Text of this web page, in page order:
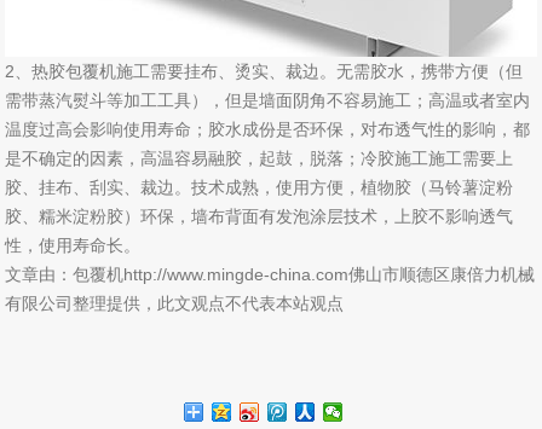
2、热胶包覆机施工需要挂布、烫实、裁边。无需胶水，携带方便（但
需带蒸汽熨斗等加工工具），但是墙面阴角不容易施工；高温或者室内
温度过高会影响使用寿命；胶水成份是否环保，对布透气性的影响，都
是不确定的因素，高温容易融胶，起鼓，脱落；冷胶施工施工需要上
胶、挂布、刮实、裁边。技术成熟，使用方便，植物胶（马铃薯淀粉
胶、糯米淀粉胶）环保，墙布背面有发泡涂层技术，上胶不影响透气
性，使用寿命长。
文章由：包覆机http://www.mingde-china.com佛山市顺德区康倍力机械
有限公司整理提供，此文观点不代表本站观点